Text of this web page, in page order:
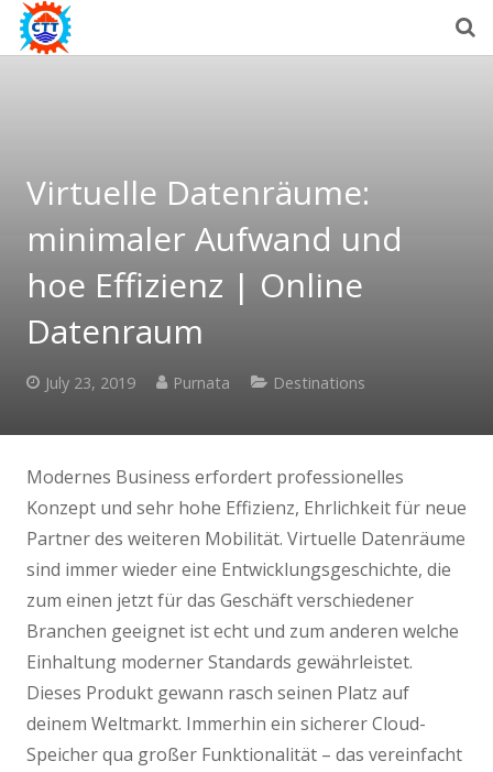
Virtuelle Datenräume:
minimaler Aufwand und
hoe Effizienz | Online
Datenraum
July 23, 2019 Purnata Destinations
Modernes Business erfordert professionelles
Konzept und sehr hohe Effizienz, Ehrlichkeit für neue
Partner des weiteren Mobilität. Virtuelle Datenräume
sind immer wieder eine Entwicklungsgeschichte, die
zum einen jetzt für das Geschäft verschiedener
Branchen geeignet ist echt und zum anderen welche
Einhaltung moderner Standards gewährleistet.
Dieses Produkt gewann rasch seinen Platz auf
deinem Weltmarkt. Immerhin ein sicherer Cloud-
Speicher qua großer Funktionalität – das vereinfacht